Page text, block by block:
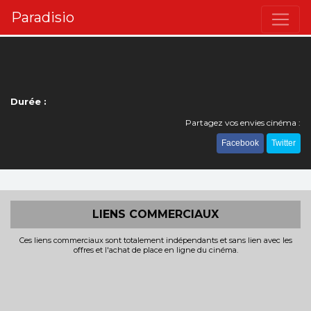
Paradisio
Durée :
Partagez vos envies cinéma :
Facebook Twitter
LIENS COMMERCIAUX
Ces liens commerciaux sont totalement indépendants et sans lien avec les
offres et l'achat de place en ligne du cinéma.